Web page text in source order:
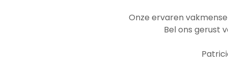
Onze ervaren
Bel ons gerust